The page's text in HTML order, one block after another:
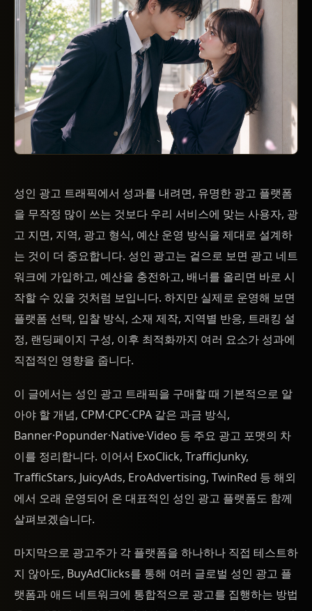
성인 광고 트래픽에서 성과를 내려면, 유명한 광고 플랫폼
을 무작정 많이 쓰는 것보다 우리 서비스에 맞는 사용자, 광
고 지면, 지역, 광고 형식, 예산 운영 방식을 제대로 설계하
는 것이 더 중요합니다. 성인 광고는 겉으로 보면 광고 네트
워크에 가입하고, 예산을 충전하고, 배너를 올리면 바로 시
작할 수 있을 것처럼 보입니다. 하지만 실제로 운영해 보면
플랫폼 선택, 입찰 방식, 소재 제작, 지역별 반응, 트래킹 설
정, 랜딩페이지 구성, 이후 최적화까지 여러 요소가 성과에
직접적인 영향을 줍니다.
이 글에서는 성인 광고 트래픽을 구매할 때 기본적으로 알
아야 할 개념, CPM·CPC·CPA 같은 과금 방식,
Banner·Popunder·Native·Video 등 주요 광고 포맷의 차
이를 정리합니다. 이어서 ExoClick, TrafficJunky,
TrafficStars, JuicyAds, EroAdvertising, TwinRed 등 해외
에서 오래 운영되어 온 대표적인 성인 광고 플랫폼도 함께
살펴보겠습니다.
마지막으로 광고주가 각 플랫폼을 하나하나 직접 테스트하
지 않아도, BuyAdClicks를 통해 여러 글로벌 성인 광고 플
랫폼과 애드 네트워크에 통합적으로 광고를 집행하는 방법